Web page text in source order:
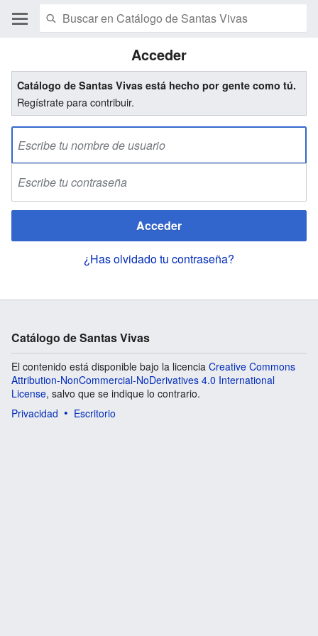
Acceder
Catálogo de Santas Vivas está hecho por gente como tú.
Regístrate para contribuir.
Acceder
¿Has olvidado tu contraseña?
Catálogo de Santas Vivas
El contenido está disponible bajo la licencia Creative Commons
Attribution-NonCommercial-NoDerivatives 4.0 International
License, salvo que se indique lo contrario.
Privacidad
Escritorio